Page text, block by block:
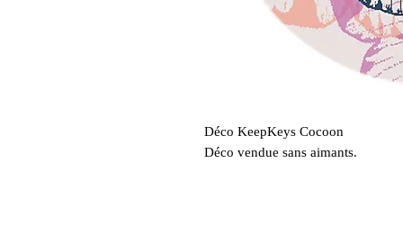
Déco KeepKeys Cocoon
Déco vendue sans aimants.